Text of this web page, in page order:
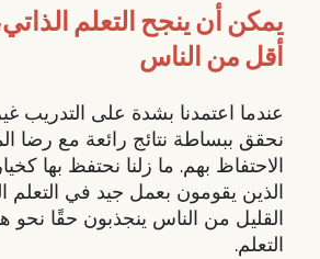
يمكن أن ينجح التعلم
أقل من الناس
عندما اعتمدنا بشدة على التدريب
نحقق ببساطة نتائج رائعة مع رضا
الاحتفاظ بهم. ما زلنا نحتفظ بها
الذين يقومون بعمل جيد في التعلم
القليل من الناس ينجذبون حقًا نحو
التعلم.